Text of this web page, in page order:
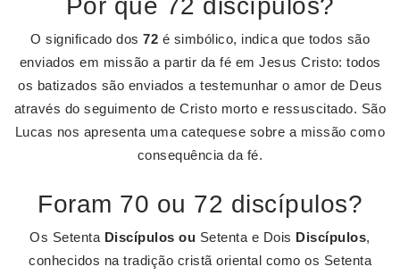
Por que 72 discípulos?
O significado dos 72 é simbólico, indica que todos são
enviados em missão a partir da fé em Jesus Cristo: todos
os batizados são enviados a testemunhar o amor de Deus
através do seguimento de Cristo morto e ressuscitado. São
Lucas nos apresenta uma catequese sobre a missão como
consequência da fé.
Foram 70 ou 72 discípulos?
Os Setenta Discípulos ou Setenta e Dois Discípulos,
conhecidos na tradição cristã oriental como os Setenta